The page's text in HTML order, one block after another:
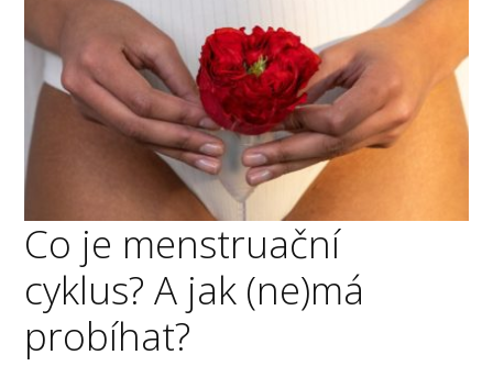
Co je menstruační
cyklus? A jak (ne)má
probíhat?